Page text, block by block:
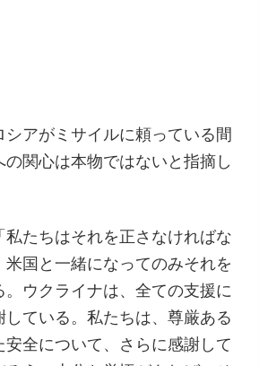
シアがミサイルに頼っている間
関心は本物ではないと指摘し
私たちはそれを正さなければな
米国と一緒になってのみそれを
。ウクライナは、全ての支援に
している。私たちは、尊厳ある
全について、さらに感謝して